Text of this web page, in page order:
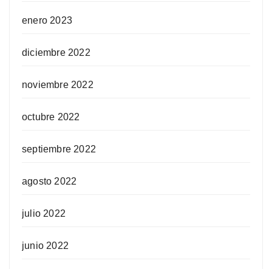
enero 2023
diciembre 2022
noviembre 2022
octubre 2022
septiembre 2022
agosto 2022
julio 2022
junio 2022